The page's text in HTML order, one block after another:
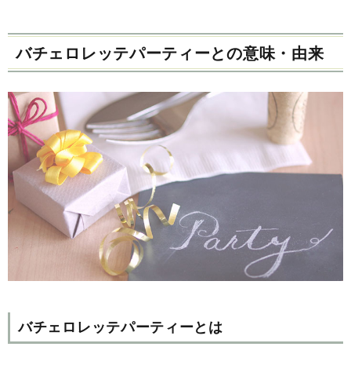
バチェロレッテパーティーとの意味・由来
バチェロレッテパーティーとは